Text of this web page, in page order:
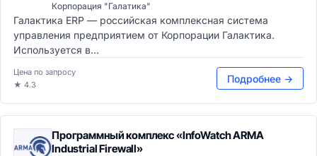
Корпорация "Галатика"
Галактика ERP — российская комплексная система
управления предприятием от Корпорации Галактика.
Используется в...
Цена по запросу
★ 4.3
Подробнее →
Программный комплекс «InfoWatch ARMA
Industrial Firewall»